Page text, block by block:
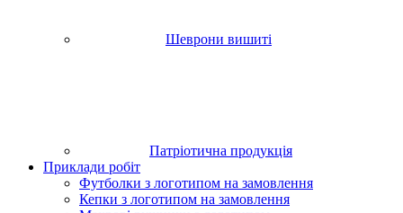
Шеврони вишиті
Патріотична продукція
Приклади робіт
Футболки з логотипом на замовлення
Кепки з логотипом на замовлення